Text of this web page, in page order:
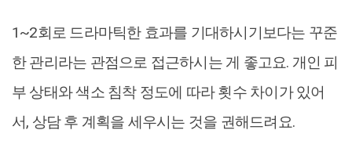
1~2회로 드라마틱한 효과를 기대하시기보다는 꾸준
한 관리라는 관점으로 접근하시는 게 좋고요. 개인 피
부 상태와 색소 침착 정도에 따라 횟수 차이가 있어
서, 상담 후 계획을 세우시는 것을 권해드려요.